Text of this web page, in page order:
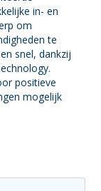
in- en
om
te
snel, dankzij
positieve
mogelijk